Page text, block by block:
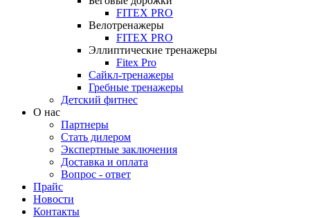
FITEX PRO
Велотренажеры
FITEX PRO
Эллиптические тренажеры
Fitex Pro
Сайкл-тренажеры
Гребные тренажеры
Детский фитнес
О нас
Партнеры
Стать дилером
Экспертные заключения
Доставка и оплата
Вопрос - ответ
Прайс
Новости
Контакты